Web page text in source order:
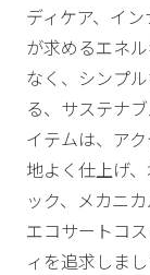
ディケア、イ
が求めるエネ
なく、シンプ
る、サステナ
イテムは、ア
地よく仕上げ
ック、メカニ
エコサートコ
ィを追求しま